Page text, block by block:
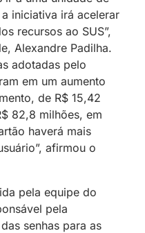
iniciativa irá acelerar
recursos ao SUS”,
Alexandre Padilha.
adotadas pelo
em um aumento
de R$ 15,42
82,8 milhões, em
haverá mais
afirmou o
pela equipe do
pela
senhas para as